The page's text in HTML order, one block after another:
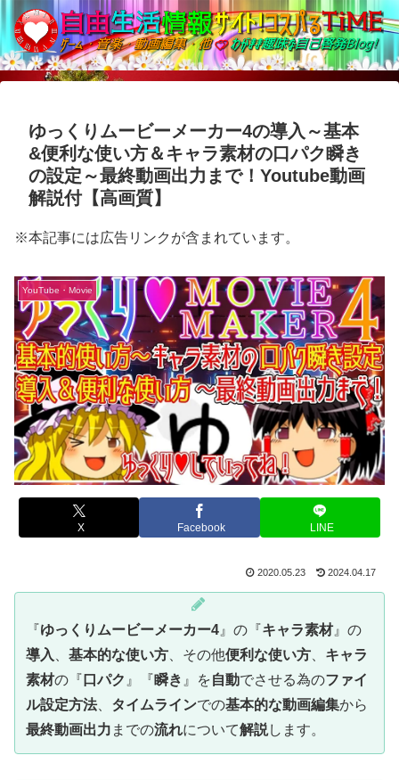
ゆっくりムービーメーカー4の導入～基本
&便利な使い方＆キャラ素材の口パク瞬き
の設定～最終動画出力まで！Youtube動画
解説付【高画質】
※本記事には広告リンクが含まれています。
YouTube・Movie
X Facebook LINE
2020.05.23 2024.04.17
『ゆっくりムービーメーカー4』の『キャラ素材』の
導入、 基本的な使い方、その他便利な使い方、 キャラ
素材の『 口パク 』『瞬き 』を自動でさせる為のファイ
ル設定方法、 タイムラインでの基本的な動画編集から
最終動画出力 までの流れについて解説します。